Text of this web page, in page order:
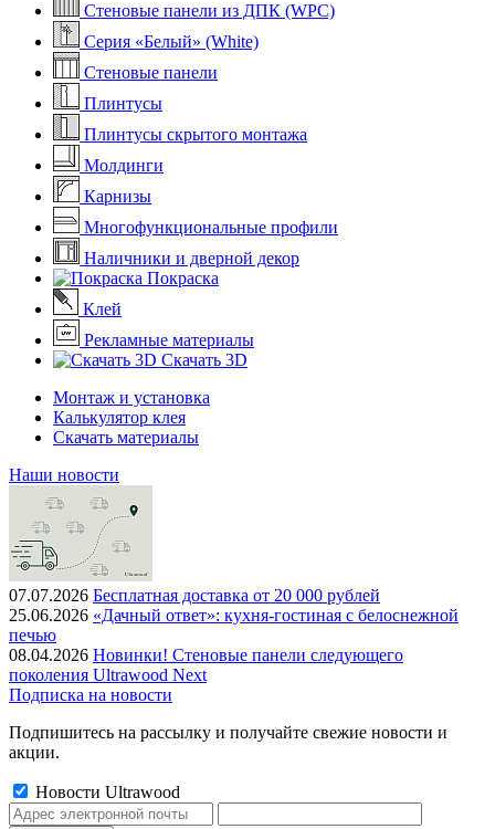
Стеновые панели из ДПК (WPC)
Серия «Белый» (White)
Стеновые панели
Плинтусы
Плинтусы скрытого монтажа
Молдинги
Карнизы
Многофункциональные профили
Наличники и дверной декор
Покраска
Клей
Рекламные материалы
Скачать 3D
Монтаж и установка
Калькулятор клея
Скачать материалы
Наши новости
07.07.2026 Бесплатная доставка от 20 000 рублей
25.06.2026 «Дачный ответ»: кухня-гостиная с белоснежной
печью
08.04.2026 Новинки! Стеновые панели следующего
поколения Ultrawood Next
Подписка на новости
Подпишитесь на рассылку и получайте свежие новости и
акции.
Новости Ultrawood